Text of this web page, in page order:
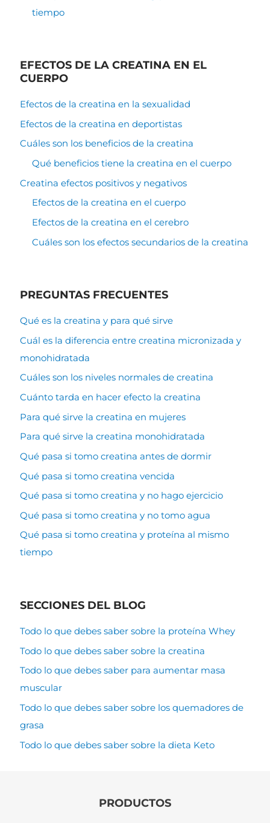
tiempo
EFECTOS DE LA CREATINA EN EL
CUERPO
Efectos de la creatina en la sexualidad
Efectos de la creatina en deportistas
Cuáles son los beneficios de la creatina
Qué beneficios tiene la creatina en el cuerpo
Creatina efectos positivos y negativos
Efectos de la creatina en el cuerpo
Efectos de la creatina en el cerebro
Cuáles son los efectos secundarios de la creatina
PREGUNTAS FRECUENTES
Qué es la creatina y para qué sirve
Cuál es la diferencia entre creatina micronizada y
monohidratada
Cuáles son los niveles normales de creatina
Cuánto tarda en hacer efecto la creatina
Para qué sirve la creatina en mujeres
Para qué sirve la creatina monohidratada
Qué pasa si tomo creatina antes de dormir
Qué pasa si tomo creatina vencida
Qué pasa si tomo creatina y no hago ejercicio
Qué pasa si tomo creatina y no tomo agua
Qué pasa si tomo creatina y proteína al mismo
tiempo
SECCIONES DEL BLOG
Todo lo que debes saber sobre la proteína Whey
Todo lo que debes saber sobre la creatina
Todo lo que debes saber para aumentar masa
muscular
Todo lo que debes saber sobre los quemadores de
grasa
Todo lo que debes saber sobre la dieta Keto
PRODUCTOS